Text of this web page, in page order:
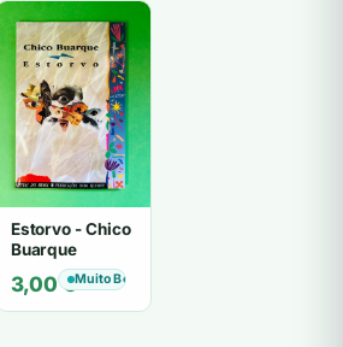
Estorvo - Chico
Buarque
3,00€Muito Bom